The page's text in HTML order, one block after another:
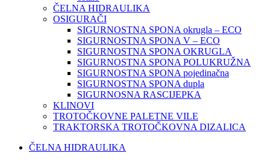
ČELNA HIDRAULIKA
OSIGURAČI
SIGURNOSTNA SPONA okrugla – ECO
SIGURNOSTNA SPONA V – ECO
SIGURNOSTNA SPONA OKRUGLA
SIGURNOSTNA SPONA POLUKRUŽNA
SIGURNOSTNA SPONA pojedinačna
SIGURNOSTNA SPONA dupla
SIGURNOSNA RASCIJEPKA
KLINOVI
TROTOČKOVNE PALETNE VILE
TRAKTORSKA TROTOČKOVNA DIZALICA
ČELNA HIDRAULIKA